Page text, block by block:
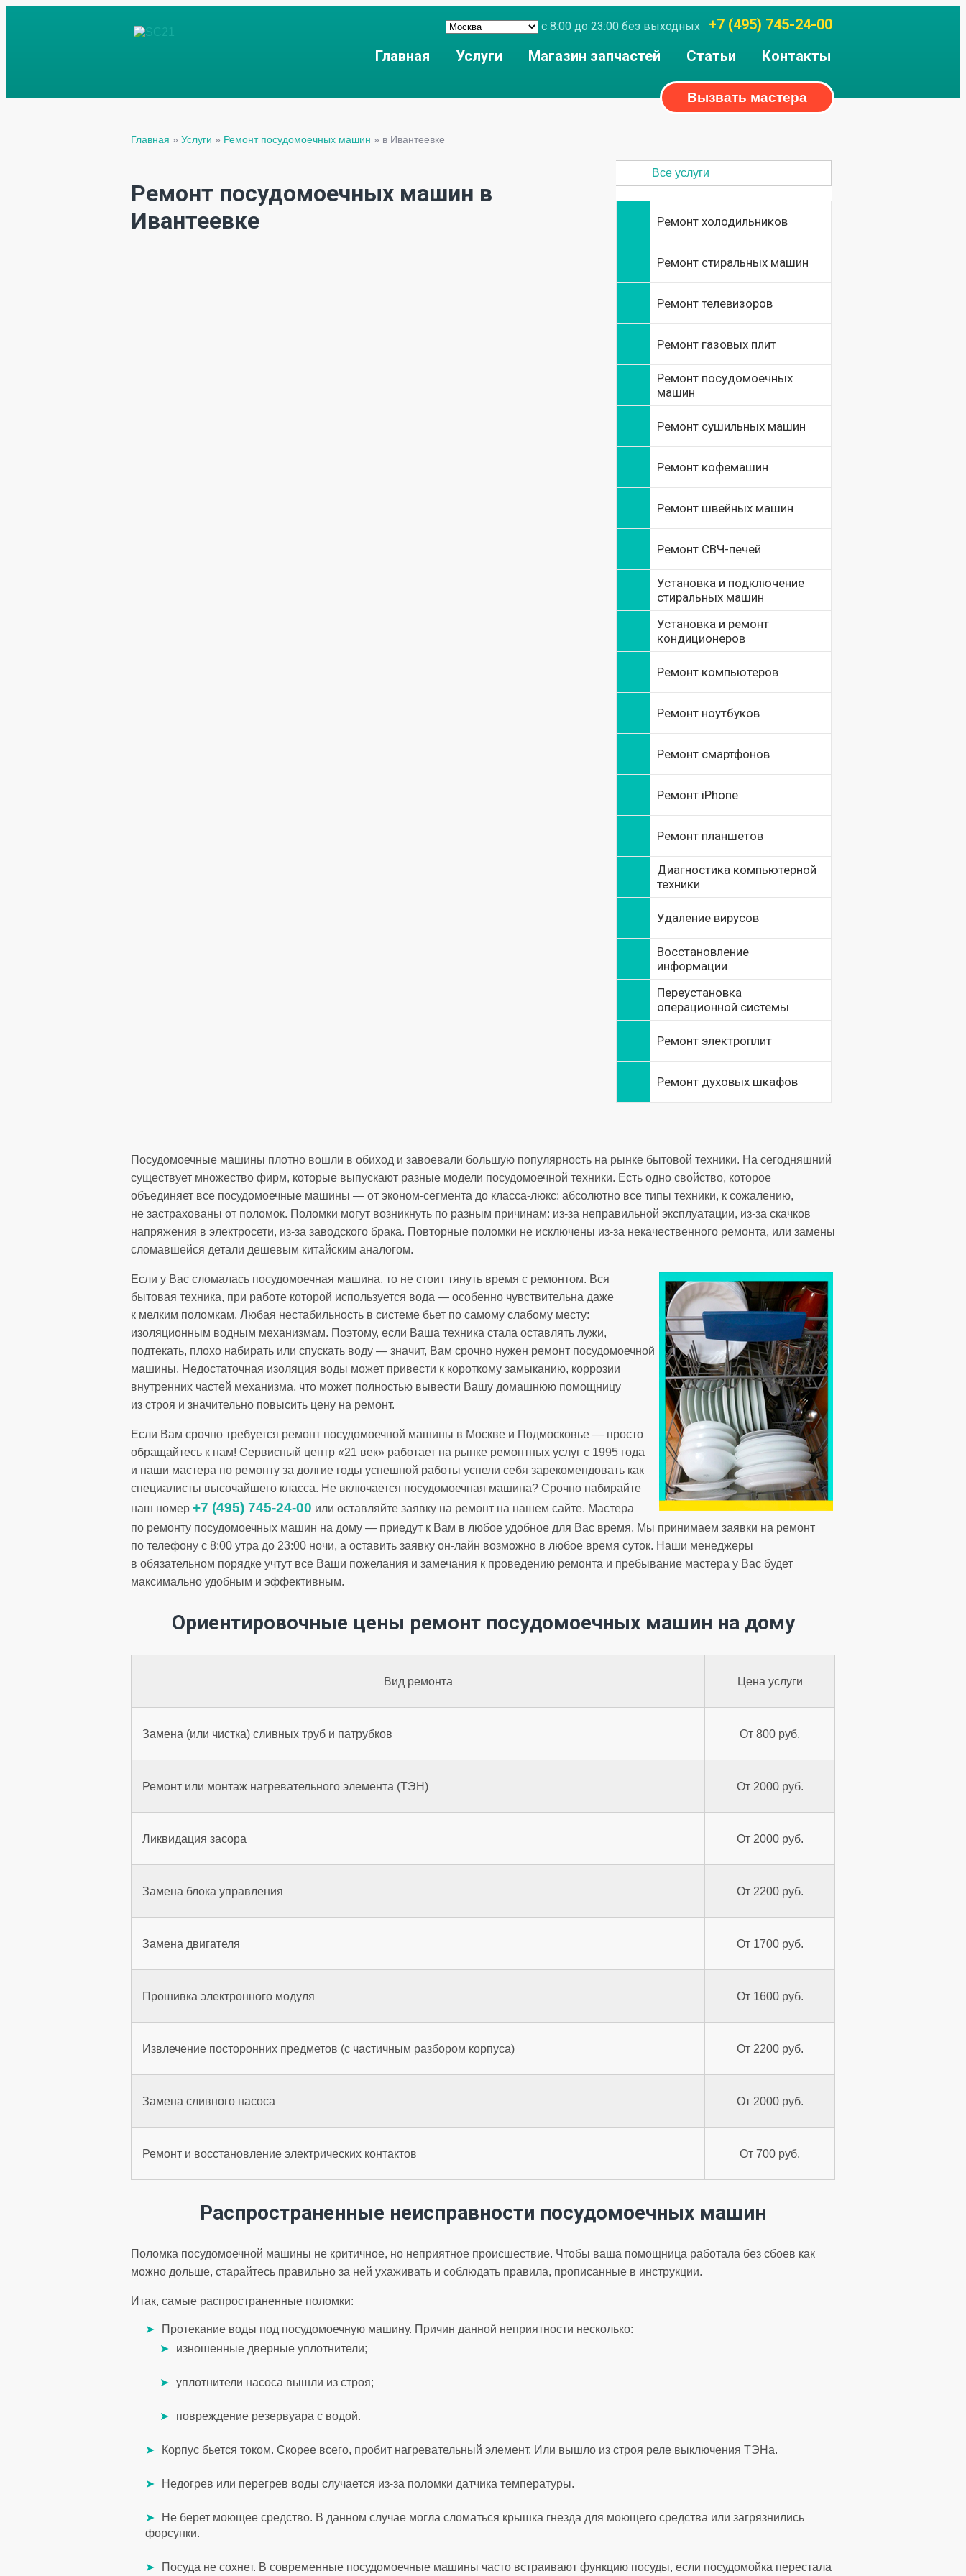
с 8:00 до 23:00 без выходных +7 (495) 745-24-00
Главная
Услуги Магазин запчастей Статьи Контакты
Вызвать мастера
Главная » Услуги » Ремонт посудомоечных машин » в Ивантеевке
Ремонт посудомоечных машин в
Ивантеевке
Все услуги
Ремонт холодильников
Ремонт стиральных машин
Ремонт телевизоров
Ремонт газовых плит
Ремонт посудомоечных
машин
Ремонт сушильных машин
Ремонт кофемашин
Ремонт швейных машин
Ремонт СВЧ-печей
Установка и подключение
стиральных машин
Установка и ремонт
кондиционеров
Ремонт компьютеров
Ремонт ноутбуков
Ремонт смартфонов
Ремонт iPhone
Ремонт планшетов
Диагностика компьютерной
техники
Удаление вирусов
Восстановление
информации
Переустановка
операционной системы
Ремонт электроплит
Ремонт духовых шкафов
Посудомоечные машины плотно вошли в обиход и завоевали большую популярность на рынке бытовой техники. На сегодняшний
существует множество фирм, которые выпускают разные модели посудомоечной техники. Есть одно свойство, которое
объединяет все посудомоечные машины — от эконом-сегмента до класса-люкс: абсолютно все типы техники, к сожалению,
не застрахованы от поломок. Поломки могут возникнуть по разным причинам: из-за неправильной эксплуатации, из-за скачков
напряжения в электросети, из-за заводского брака. Повторные поломки не исключены из-за некачественного ремонта, или замены
сломавшейся детали дешевым китайским аналогом.
Если у Вас сломалась посудомоечная машина, то не стоит тянуть время с ремонтом. Вся
бытовая техника, при работе которой используется вода — особенно чувствительна даже
к мелким поломкам. Любая нестабильность в системе бьет по самому слабому месту:
изоляционным водным механизмам. Поэтому, если Ваша техника стала оставлять лужи,
подтекать, плохо набирать или спускать воду — значит, Вам срочно нужен ремонт посудомоечной
машины. Недостаточная изоляция воды может привести к короткому замыканию, коррозии
внутренних частей механизма, что может полностью вывести Вашу домашнюю помощницу
из строя и значительно повысить цену на ремонт.
Если Вам срочно требуется ремонт посудомоечной машины в Москве и Подмосковье — просто
обращайтесь к нам! Сервисный центр «21 век» работает на рынке ремонтных услуг с 1995 года
и наши мастера по ремонту за долгие годы успешной работы успели себя зарекомендовать как
специалисты высочайшего класса. Не включается посудомоечная машина? Срочно набирайте
наш номер +7 (495) 745-24-00 или оставляйте заявку на ремонт на нашем сайте. Мастера
по ремонту посудомоечных машин на дому — приедут к Вам в любое удобное для Вас время. Мы принимаем заявки на ремонт
по телефону с 8:00 утра до 23:00 ночи, а оставить заявку он-лайн возможно в любое время суток. Наши менеджеры
в обязательном порядке учтут все Ваши пожелания и замечания к проведению ремонта и пребывание мастера у Вас будет
максимально удобным и эффективным.
Ориентировочные цены ремонт посудомоечных машин на дому
Вид ремонта Цена услуги
Замена (или чистка) сливных труб и патрубков От 800 руб.
Ремонт или монтаж нагревательного элемента (ТЭН) От 2000 руб.
Ликвидация засора От 2000 руб.
Замена блока управления От 2200 руб.
Замена двигателя От 1700 руб.
Прошивка электронного модуля От 1600 руб.
Извлечение посторонних предметов (с частичным разбором корпуса) От 2200 руб.
Замена сливного насоса От 2000 руб.
Ремонт и восстановление электрических контактов От 700 руб.
Распространенные неисправности посудомоечных машин
Поломка посудомоечной машины не критичное, но неприятное происшествие. Чтобы ваша помощница работала без сбоев как
можно дольше, старайтесь правильно за ней ухаживать и соблюдать правила, прописанные в инструкции.
Итак, самые распространенные поломки:
Протекание воды под посудомоечную машину. Причин данной неприятности несколько:
изношенные дверные уплотнители;
уплотнители насоса вышли из строя;
повреждение резервуара с водой.
Корпус бьется током. Скорее всего, пробит нагревательный элемент. Или вышло из строя реле выключения ТЭНа.
Недогрев или перегрев воды случается из-за поломки датчика температуры.
Не берет моющее средство. В данном случае могла сломаться крышка гнезда для моющего средства или загрязнились
форсунки.
Посуда не сохнет. В современные посудомоечные машины часто встраивают функцию посуды, если посудомойка перестала